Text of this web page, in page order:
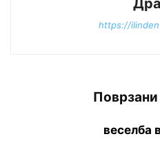
https://
веселба